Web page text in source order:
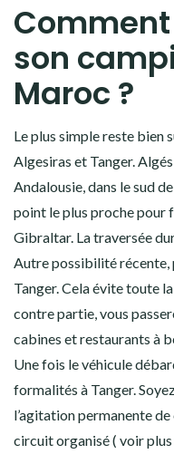
son
Maroc ?
Le plus simple reste bien
Algesiras et Tanger.
Andalousie, dans le sud
point le plus proche pour
Gibraltar. La traversée
Autre possibilité
Tanger. Cela évite toute
contre partie, vous
cabines et restaurants à
Une fois le véhicule
formalités à Tanger.
l’agitation permanente
circuit organisé ( voir